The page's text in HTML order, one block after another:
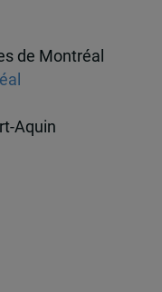
de Montréal
Aquin